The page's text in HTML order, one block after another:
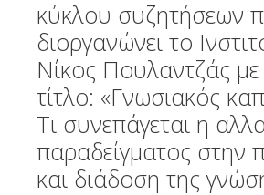
κύκλου συζητήσεων
διοργανώνει το
Νίκος Πουλαντζάς με
τίτλο: «Γνωσιακός
Τι συνεπάγεται η
παραδείγματος στην
και διάδοση της